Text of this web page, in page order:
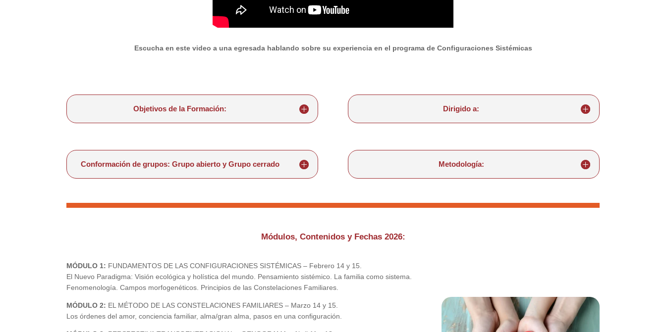
Escucha en este video a una egresada hablando sobre su experiencia en el programa de Configuraciones Sistémicas
Objetivos de la Formación: Dirigido a:
Conformación de grupos: Grupo abierto y Grupo cerrado Metodología:
Módulos, Contenidos y Fechas 2026:
MÓDULO 1: FUNDAMENTOS DE LAS CONFIGURACIONES SISTÉMICAS – Febrero 14 y 15.
El Nuevo Paradigma: Visión ecológica y holística del mundo. Pensamiento sistémico. La familia como sistema.
Fenomenología. Campos morfogenéticos. Principios de las Constelaciones Familiares.
MÓDULO 2: EL MÉTODO DE LAS CONSTELACIONES FAMILIARES – Marzo 14 y 15.
Los órdenes del amor, conciencia familiar, alma/gran alma, pasos en una configuración.